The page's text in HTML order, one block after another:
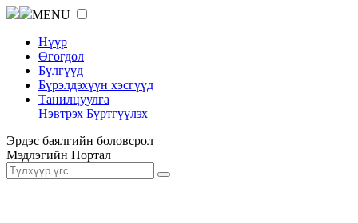
MENU
Нүүр
Өгөгдөл
Бүлгүүд
Бүрэлдэхүүн хэсгүүд
Танилцуулга
Нэвтрэх Бүртгүүлэх
Эрдэс баялгийн боловсрол
Мэдлэгийн Портал